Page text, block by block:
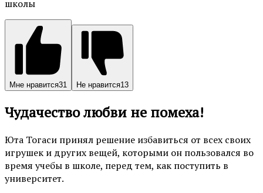
Мне нравится31 Не нравится13
Чудачество любви не помеха!
Юта Тогаси принял решение избавиться от всех своих
игрушек и других вещей, которыми он пользовался во
время учебы в школе, перед тем, как поступить в
университет.